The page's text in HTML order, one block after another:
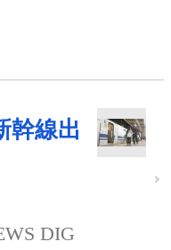
幹線出
DIG